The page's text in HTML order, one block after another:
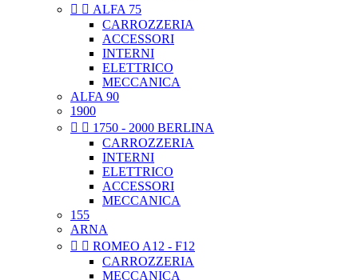
  ALFA 75
CARROZZERIA
ACCESSORI
INTERNI
ELETTRICO
MECCANICA
ALFA 90
1900
  1750 - 2000 BERLINA
CARROZZERIA
INTERNI
ELETTRICO
ACCESSORI
MECCANICA
155
ARNA
  ROMEO A12 - F12
CARROZZERIA
MECCANICA